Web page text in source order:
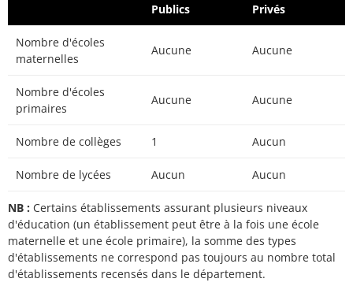
Publics Privés
Nombre d'écoles
maternelles
Aucune Aucune
Nombre d'écoles
primaires
Aucune Aucune
Nombre de collèges 1 Aucun
Nombre de lycées Aucun Aucun
NB : Certains établissements assurant plusieurs niveaux
d'éducation (un établissement peut être à la fois une école
maternelle et une école primaire), la somme des types
d'établissements ne correspond pas toujours au nombre total
d'établissements recensés dans le département.